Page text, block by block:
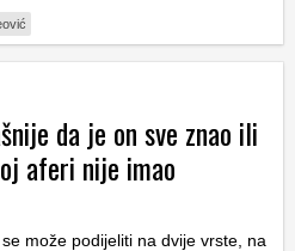
da je on sve znao ili
aferi nije imao
može podijeliti na dvije vrste, na